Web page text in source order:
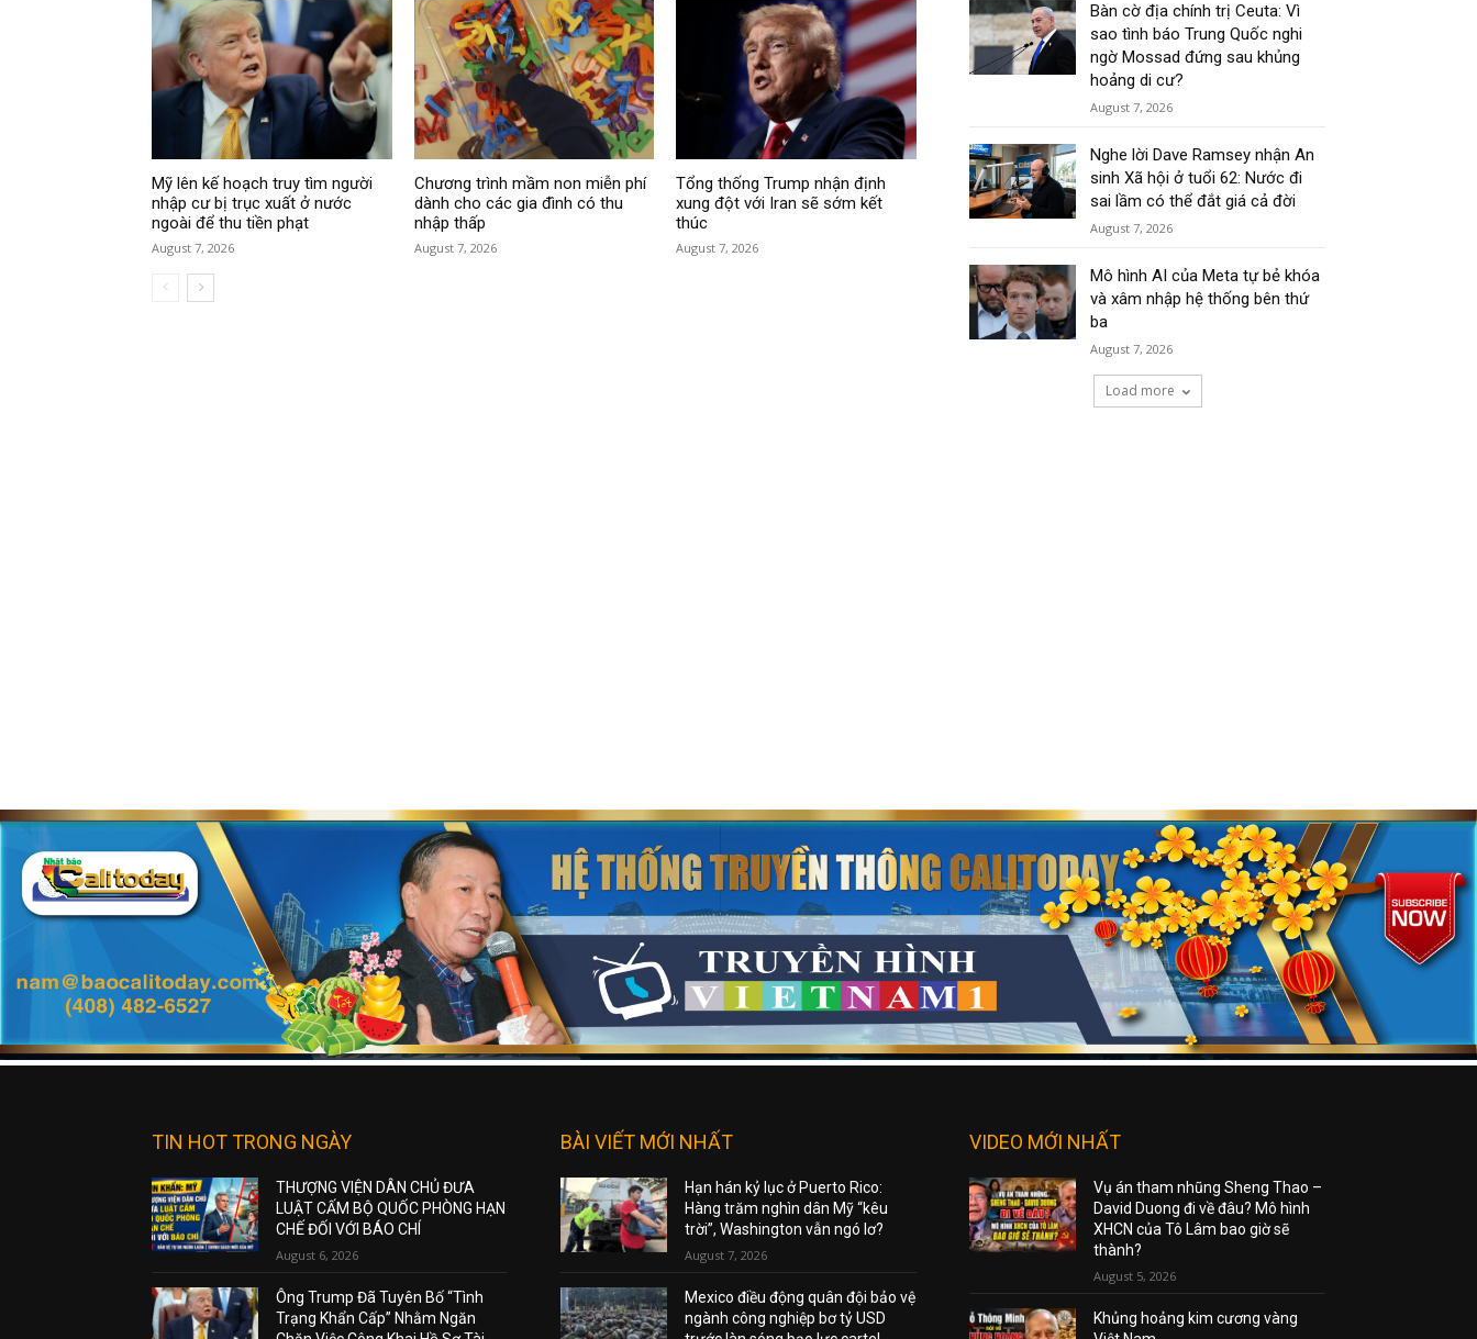
Mỹ lên kế hoạch truy tìm người
nhập cư bị trục xuất ở nước
ngoài để thu tiền phạt
August 7, 2026
Chương trình mầm non miễn phí
dành cho các gia đình có thu
nhập thấp
August 7, 2026
Tổng thống Trump nhận định
xung đột với Iran sẽ sớm kết
thúc
August 7, 2026
Bàn cờ địa chính trị Ceuta: Vì
sao tình báo Trung Quốc nghi
ngờ Mossad đứng sau khủng
hoảng di cư?
August 7, 2026
Nghe lời Dave Ramsey nhận An
sinh Xã hội ở tuổi 62: Nước đi
sai lầm có thể đắt giá cả đời
August 7, 2026
Mô hình AI của Meta tự bẻ khóa
và xâm nhập hệ thống bên thứ
ba
August 7, 2026
Load more
TIN HOT TRONG NGÀY
THƯỢNG VIỆN DÂN CHỦ ĐƯA
LUẬT CẤM BỘ QUỐC PHÒNG HẠN
CHẾ ĐỐI VỚI BÁO CHÍ
August 6, 2026
Ông Trump Đã Tuyên Bố “Tình
Trạng Khẩn Cấp” Nhằm Ngăn
BÀI VIẾT MỚI NHẤT
Hạn hán kỷ lục ở Puerto Rico:
Hàng trăm nghìn dân Mỹ “kêu
trời”, Washington vẫn ngó lơ?
August 7, 2026
Mexico điều động quân đội bảo vệ
ngành công nghiệp bơ tỷ USD
VIDEO MỚI NHẤT
Vụ án tham nhũng Sheng Thao –
David Duong đi về đâu? Mô hình
XHCN của Tô Lâm bao giờ sẽ
thành?
August 5, 2026
Khủng hoảng kim cương vàng